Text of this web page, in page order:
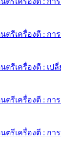
ตรีเครื่องตี : กา
ตรีเครื่องตี : เ
ตรีเครื่องตี : การ
ตรีเครื่องตี : กา